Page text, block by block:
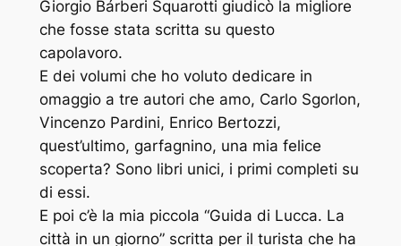
Giorgio Bárberi Squarotti giudicò la migliore
che fosse stata scritta su questo
capolavoro.
E dei volumi che ho voluto dedicare in
omaggio a tre autori che amo, Carlo Sgorlon,
Vincenzo Pardini, Enrico Bertozzi,
quest’ultimo, garfagnino, una mia felice
scoperta? Sono libri unici, i primi completi su
di essi.
E poi c’è la mia piccola “Guida di Lucca. La
città in un giorno” scritta per il turista che ha